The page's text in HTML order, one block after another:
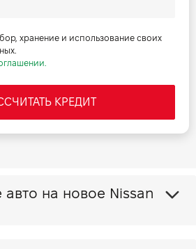
хранение и использование своих
КРЕДИТ
на новое Nissan